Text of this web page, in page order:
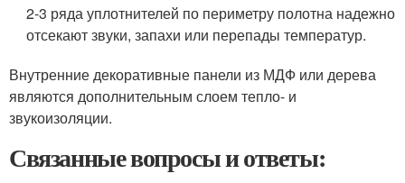
2-3 ряда уплотнителей по периметру полотна надежно
отсекают звуки, запахи или перепады температур.
Внутренние декоративные панели из МДФ или дерева
являются дополнительным слоем тепло- и
звукоизоляции.
Связанные вопросы и ответы: